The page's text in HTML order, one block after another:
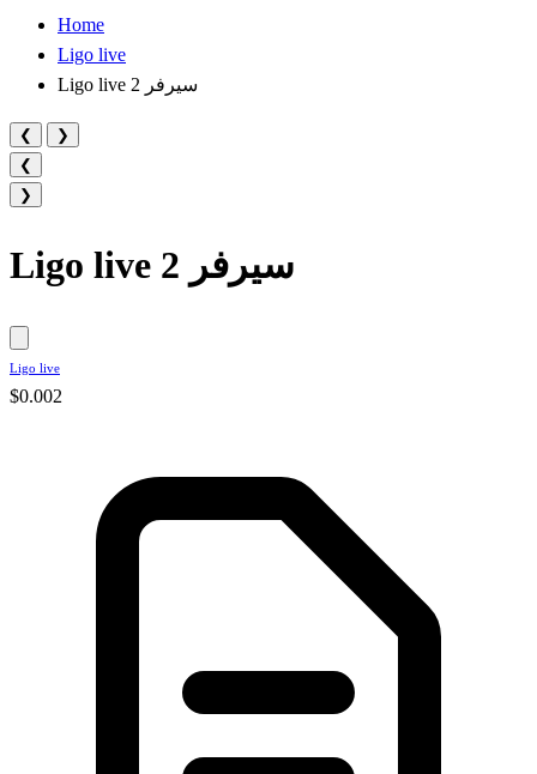
Home
Ligo live
Ligo live سيرفر 2
❮
❯
❮
❯
Ligo live سيرفر 2
Ligo live
$0.002